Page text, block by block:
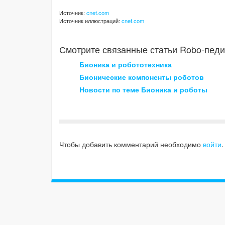
Источник:cnet.com
Источник иллюстраций:cnet.com
Смотрите связанные статьи Robo-
Бионика и робототехника
Бионические компоненты роботов
Новости по теме Бионика и роботы
Чтобы добавить комментарий необходимо войти.